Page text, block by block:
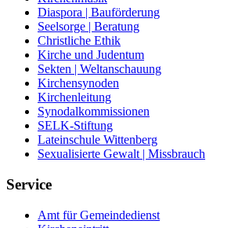
Diaspora | Bauförderung
Seelsorge | Beratung
Christliche Ethik
Kirche und Judentum
Sekten | Weltanschauung
Kirchensynoden
Kirchenleitung
Synodalkommissionen
SELK-Stiftung
Lateinschule Wittenberg
Sexualisierte Gewalt | Missbrauch
Service
Amt für Gemeindedienst